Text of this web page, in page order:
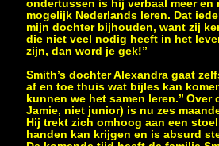
ondertussen is hij verbaal meer en
mogelijk Nederlands leren. Dat
mijn dochter bijhouden, want zij
die niet veel nodig heeft in het
zijn, dan word je gek!’’
Smith’s dochter Alexandra gaat
af en toe thuis wat bijles kan
kunnen we het samen leren.’’
Jamie, niet junior) is nu zes
Hij trekt zich omhoog aan een
handen kan krijgen en is absurd